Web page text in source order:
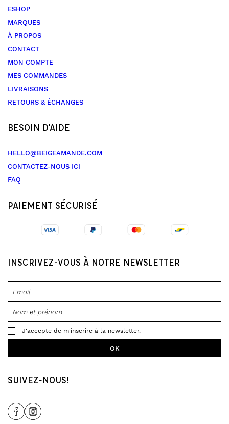
ESHOP
MARQUES
À PROPOS
CONTACT
MON COMPTE
MES COMMANDES
LIVRAISONS
RETOURS & ÉCHANGES
BESOIN D'AIDE
HELLO@BEIGEAMANDE.COM
CONTACTEZ-NOUS ICI
FAQ
PAIEMENT SÉCURISÉ
INSCRIVEZ-VOUS À NOTRE NEWSLETTER
J'accepte de m'inscrire à la newsletter.
SUIVEZ-NOUS!
Share Icon
Share Icon